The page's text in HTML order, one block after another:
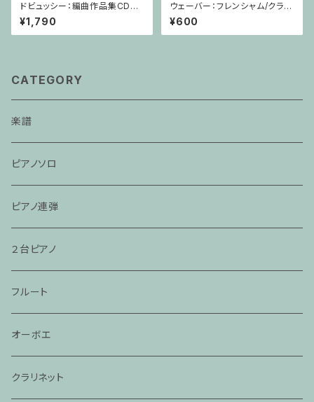
ドビュッシー：編曲作品集CD付
/ ヴァイオリン・ピアノ
¥1,790
ウェーバー：フレンシャム/クラリ
ネット・ピアノ
¥600
CATEGORY
楽譜
ピアノソロ
ピアノ連弾
２台ピアノ
フルート
オーボエ
クラリネット